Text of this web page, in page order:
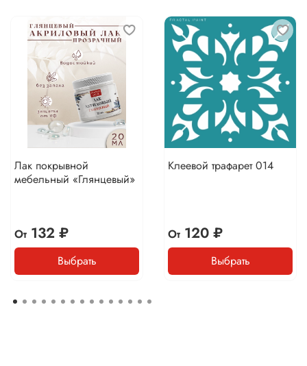
Лак покрывной
мебельный «Глянцевый»
От132 ₽
Выбрать
Клеевой трафарет 014
От120 ₽
Выбрать